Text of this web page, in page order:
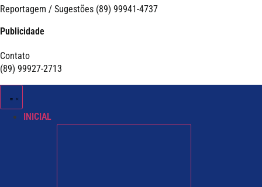
Reportagem / Sugestões (89) 99941-4737
Publicidade
Contato
(89) 99927-2713
INICIAL